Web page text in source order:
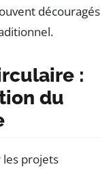
découragés
:
du
les projets